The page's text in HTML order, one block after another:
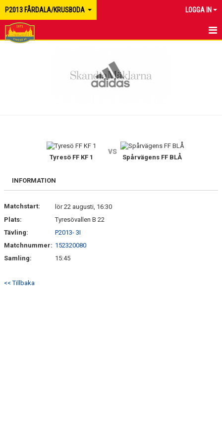
P2013 FÅRDALA/KRUSBODA LOGGA IN
DOKUMENT
Tyresö FF KF 1
vs
Spårvägens FF BLÅ
INFORMATION
Matchstart:
lör 22 augusti, 16:30
Plats:
Tyresövallen B 22
Tävling:
P2013- 3I
Matchnummer: 152320080
Samling:
15:45
<< Tillbaka